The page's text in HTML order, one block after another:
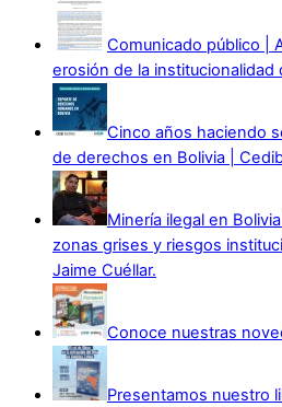
Comunicado público |
erosión de la institucionalidad
Cinco años haciendo
de derechos en Bolivia |
Minería ilegal en
zonas grises y riesgos
Jaime Cuéllar.
Conoce nuestras
Presentamos nuestro